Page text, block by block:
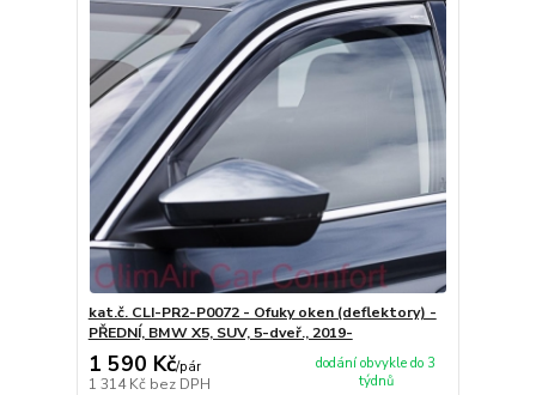
kat.č. CLI-PR2-P0072 - Ofuky oken (deflektory) -
PŘEDNÍ, BMW X5, SUV, 5-dveř., 2019-
1 590 Kč/pár
1 314 Kč bez DPH
dodání obvykle do 3
týdnů